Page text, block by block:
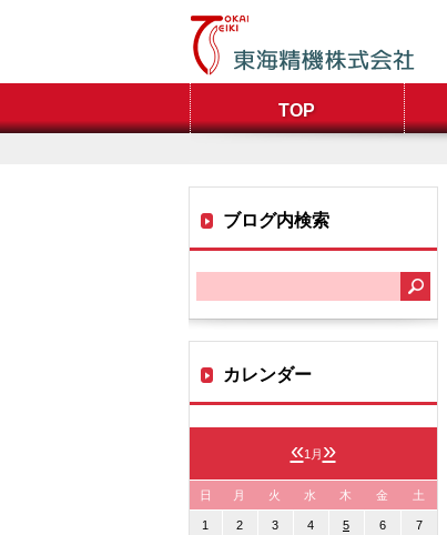
TOP
ブログ内検索
カレンダー
«1月 »
日 月 火 水 木 金 土
1 2 3 4 5 6 7